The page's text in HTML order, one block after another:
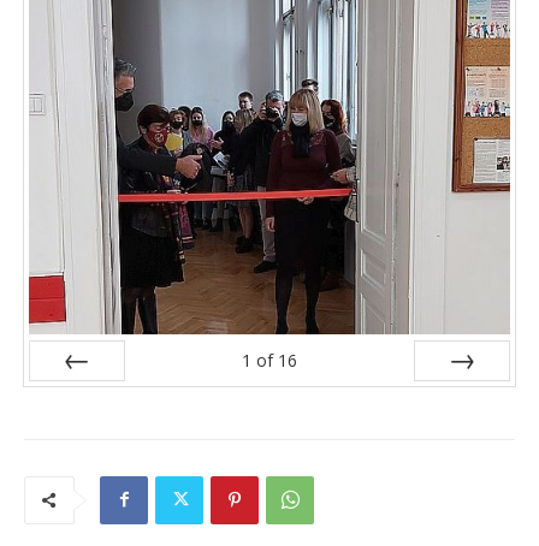
1 of 16